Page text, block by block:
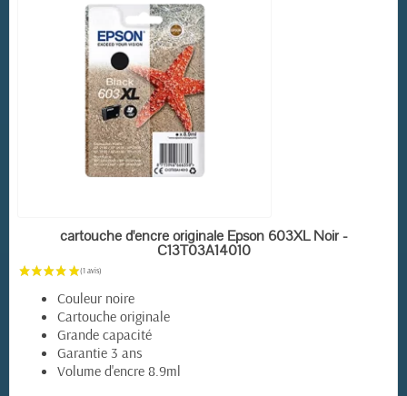
EN STOCK
cartouche d'encre originale Epson 603XL Noir -
C13T03A14010
Couleur noire
Cartouche originale
Grande capacité
Garantie 3 ans
Volume d'encre 8.9ml